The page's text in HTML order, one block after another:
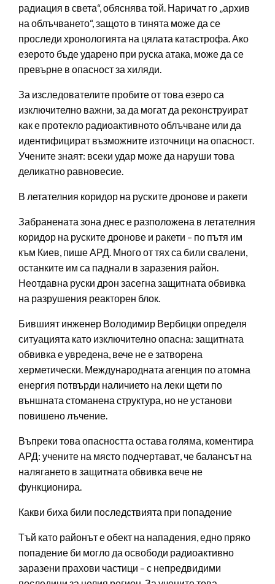
радиация в света“, обяснява той. Наричат го „архив
на облъчването“, защото в тинята може да се
проследи хронологията на цялата катастрофа. Ако
езерото бъде ударено при руска атака, може да се
превърне в опасност за хиляди.
За изследователите пробите от това езеро са
изключително важни, за да могат да реконструират
как е протекло радиоактивното облъчване или да
идентифицират възможните източници на опасност.
Учените знаят: всеки удар може да наруши това
деликатно равновесие.
В летателния коридор на руските дронове и ракети
Забранената зона днес е разположена в летателния
коридор на руските дронове и ракети – по пътя им
към Киев, пише АРД. Много от тях са били свалени,
останките им са паднали в заразения район.
Неотдавна руски дрон засегна защитната обвивка
на разрушения реакторен блок.
Бившият инженер Володимир Вербицки определя
ситуацията като изключително опасна: защитната
обвивка е увредена, вече не е затворена
херметически. Международната агенция по атомна
енергия потвърди наличието на леки щети по
външната стоманена структура, но не установи
повишено лъчение.
Въпреки това опасността остава голяма, коментира
АРД: учените на място подчертават, че балансът на
налягането в защитната обвивка вече не
функционира.
Какви биха били последствията при попадение
Тъй като районът е обект на нападения, едно пряко
попадение би могло да освободи радиоактивно
заразени прахови частици – с непредвидими